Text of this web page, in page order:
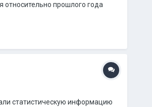
относительно прошлого года
статистическую информацию